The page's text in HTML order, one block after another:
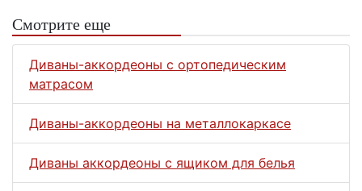
Смотрите еще
Диваны-аккордеоны с ортопедическим
матрасом
Диваны-аккордеоны на металлокаркасе
Диваны аккордеоны с ящиком для белья